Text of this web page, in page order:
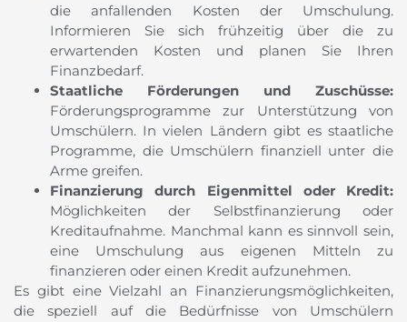
die anfallenden Kosten der Umschulung.
Informieren Sie sich frühzeitig über die zu
erwartenden Kosten und planen Sie Ihren
Finanzbedarf.
Staatliche Förderungen und Zuschüsse:
Förderungsprogramme zur Unterstützung von
Umschülern. In vielen Ländern gibt es staatliche
Programme, die Umschülern finanziell unter die
Arme greifen.
Finanzierung durch Eigenmittel oder Kredit:
Möglichkeiten der Selbstfinanzierung oder
Kreditaufnahme. Manchmal kann es sinnvoll sein,
eine Umschulung aus eigenen Mitteln zu
finanzieren oder einen Kredit aufzunehmen.
Es gibt eine Vielzahl an Finanzierungsmöglichkeiten,
die speziell auf die Bedürfnisse von Umschülern